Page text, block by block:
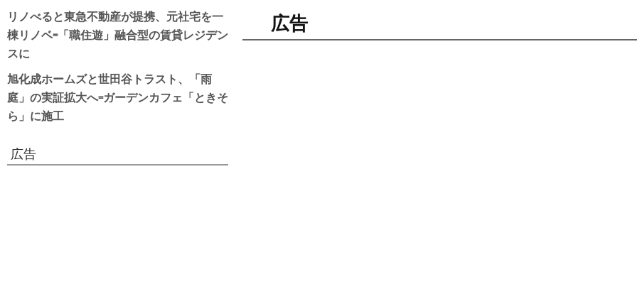
広告
リノべると東急不動産が提携、元社宅を一
棟リノベ=「職住遊」融合型の賃貸レジデン
スに
旭化成ホームズと世田谷トラスト、「雨
庭」の実証拡大へ=ガーデンカフェ「ときそ
ら」に施工
広告